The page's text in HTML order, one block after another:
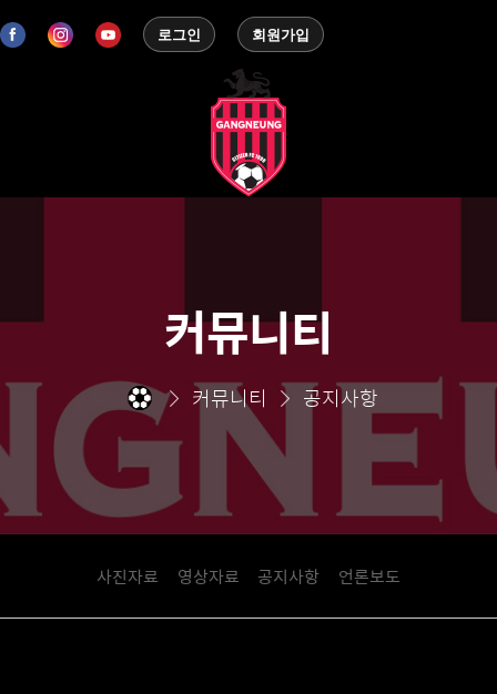
로그인 회원가입
커뮤니티
커뮤니티 공지사항
사진자료 영상자료 공지사항 언론보도